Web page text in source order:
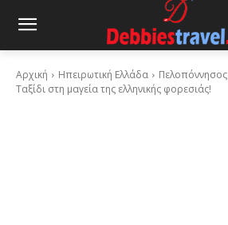
Αρχική Ηπειρωτική Ελλάδα Πελοπόννησος
Ταξίδι στη μαγεία της ελληνικής φορεσιάς!